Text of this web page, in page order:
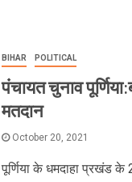
BIHAR POLITICAL
पंचायत चुनाव
मतदान
October 20, 2021
पूर्णिया के धमदाहा प्रखंड